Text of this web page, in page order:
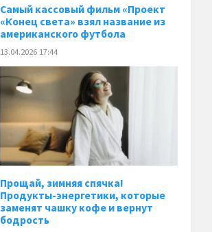
Самый кассовый фильм «Проект
«Конец света» взял название из
американского футбола
13.04.2026 17:44
Прощай, зимняя спячка!
Продукты-энергетики, которые
заменят чашку кофе и вернут
бодрость